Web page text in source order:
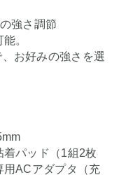
強さ調節
。
お好みの強さを選
パッド（1組2枚
用ACアダプタ（充